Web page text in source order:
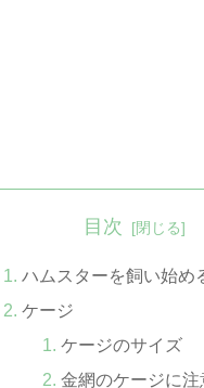
目次
ハムスターを飼い始め
ケージ
ケージのサイズ
金網のケージに注